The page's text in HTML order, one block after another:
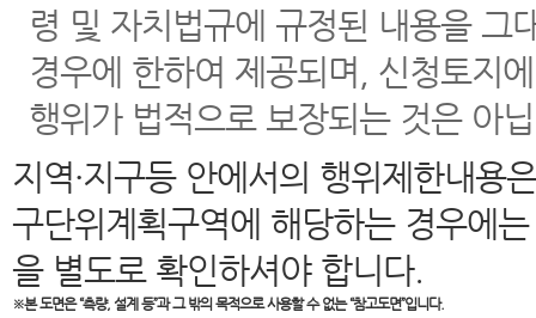
령 및 자치법규에 규정된 내용을 그
경우에 한하여 제공되며, 신청토지
행위가 법적으로 보장되는 것은 아
지역·지구등 안에서의 행위제한내용
구단위계획구역에 해당하는 경우에
을 별도로 확인하셔야 합니다.
※본 도면은“측량, 설계 등”과 그 밖의 목적으로 사용할 수 없는 “참고도면”입니다.